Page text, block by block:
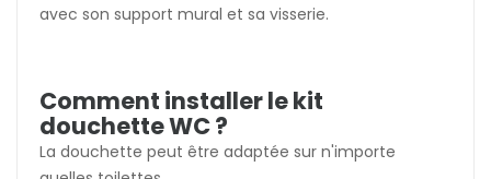
avec son support mural et sa visserie.
Comment installer le kit
douchette WC ?
La douchette peut être adaptée sur n'importe